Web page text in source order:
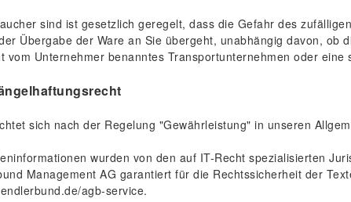
sind ist gesetzlich geregelt, dass die Gefahr des
Übergabe der Ware an Sie übergeht, unabhängig davon,
vom Unternehmer benanntes Transportunternehmen oder
sich nach der Regelung "Gewährleistung" in unseren
wurden von den auf IT-Recht spezialisierten
Management AG garantiert für die Rechtssicherheit der
agb-service.